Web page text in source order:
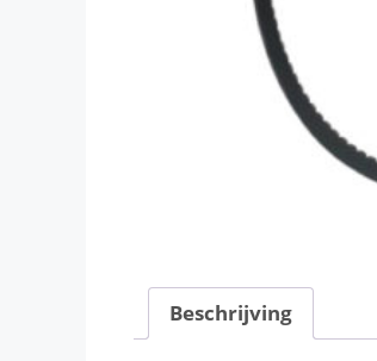
Beschrijving